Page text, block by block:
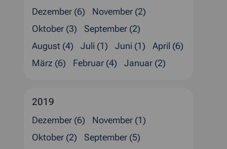
Dezember (6)
November (2)
Oktober (3)
September (2)
August (4)
Juli (1) Juni (1)
April (6)
März (6)
Februar (4) Januar (2)
2019
Dezember (6)
November (1)
Oktober (2)
September (5)